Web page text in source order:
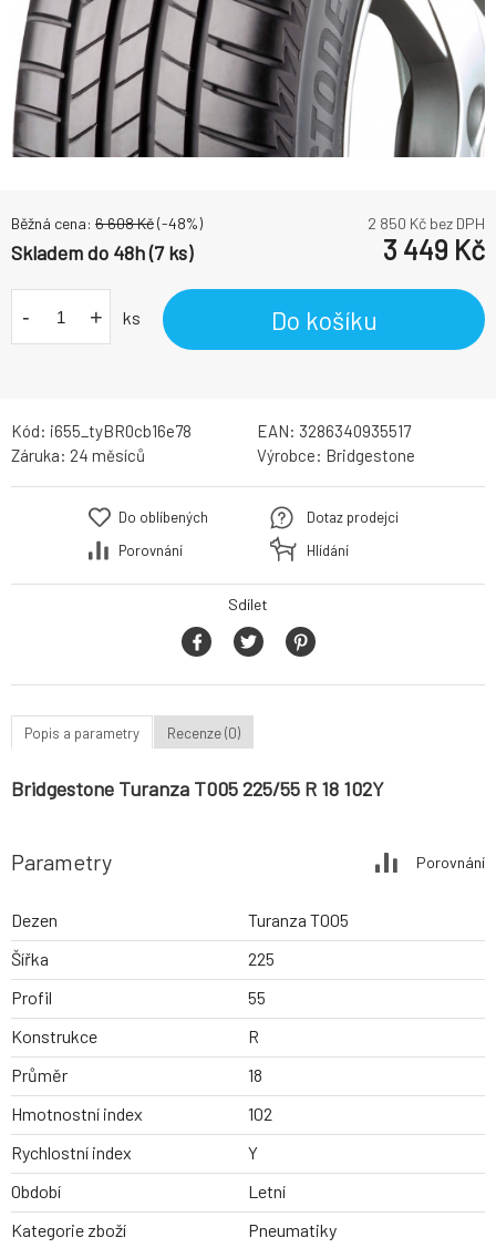
Běžná cena: 6 608Kč(-48%) 2 850 Kč bez DPH
Skladem do 48h (7 ks) 3 449 Kč
- + ks Do košíku
Kód: i655_tyBR0cb16e78 EAN: 3286340935517
Záruka: 24 měsíců Výrobce: Bridgestone
Do oblíbených
Porovnání
Dotaz prodejci
Hlídání
Sdílet
Popis a parametry Recenze (0)
Bridgestone Turanza T005 225/55 R 18 102Y
Parametry Porovnání
Dezen
Turanza T005
Šířka
225
Profil
55
Konstrukce
R
Průměr
18
Hmotnostní index
102
Rychlostní index
Y
Období
Letní
Kategorie zboží
Pneumatiky